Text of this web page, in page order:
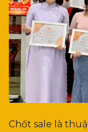
Chốt sale là